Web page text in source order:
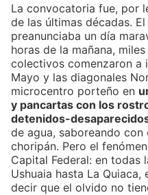
La convocatoria fue, por
de las últimas décadas.
preanunciaba un día
horas de la mañana,
colectivos comenzaron a
Mayo y las diagonales
microcentro porteño en
y pancartas con los
detenidos-
de agua, saboreando
choripán. Pero el
Capital Federal: en todas
Ushuaia hasta La
decir que el olvido no